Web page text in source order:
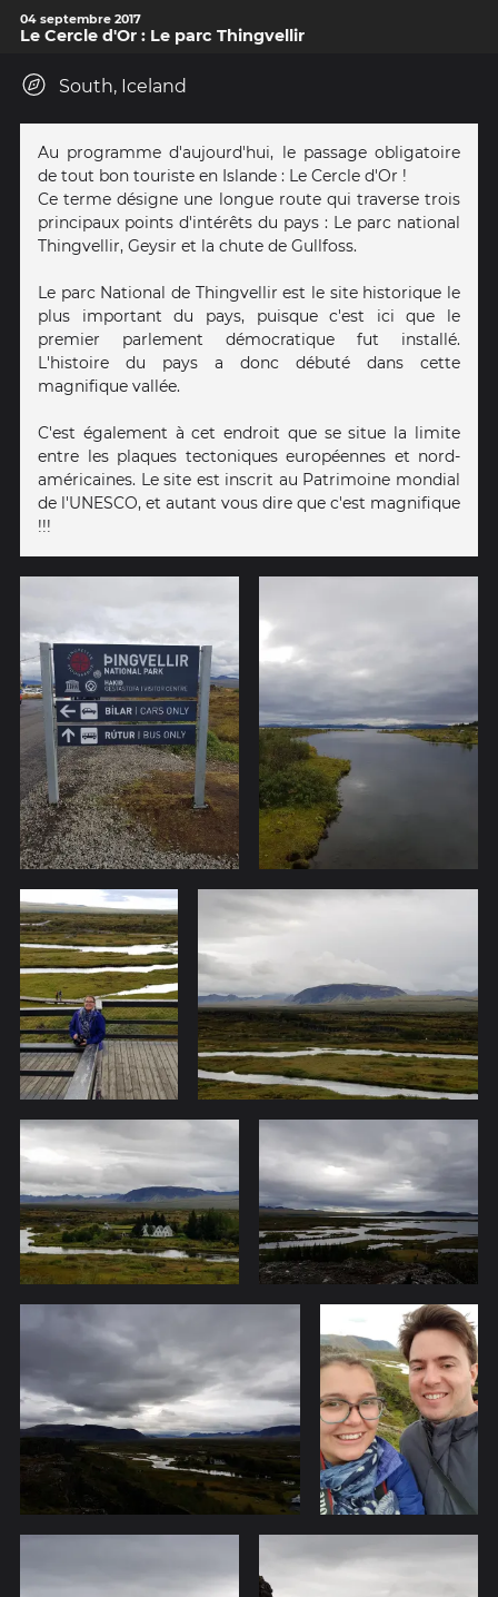
04 septembre 2017
Le Cercle d'Or : Le parc Thingvellir
South, Iceland
Au programme d'aujourd'hui, le passage obligatoire
de tout bon touriste en Islande : Le Cercle d'Or !
Ce terme désigne une longue route qui traverse trois
principaux points d'intérêts du pays : Le parc national
Thingvellir, Geysir et la chute de Gullfoss.
Le parc National de Thingvellir est le site historique le
plus important du pays, puisque c'est ici que le
premier parlement démocratique fut installé.
L'histoire du pays a donc débuté dans cette
magnifique vallée.
C'est également à cet endroit que se situe la limite
entre les plaques tectoniques européennes et nord-
américaines. Le site est inscrit au Patrimoine mondial
de l'UNESCO, et autant vous dire que c'est magnifique
!!!